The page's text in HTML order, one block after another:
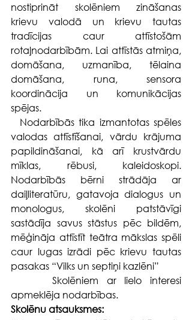
nostiprināt skolēniem zināšanas
krievu valodā un krievu tautas
tradīcijas caur attīstošām
rotaļnodarbībām. Lai attīstās atmiņa,
domāšana, uzmanība, tēlaina
domāšana, runa, sensora
koordinācija un komunikācijas
spējas.
Nodarbībās tika izmantotas spēles
valodas attīstīšanai, vārdu krājuma
papildināšanai, kā arī krustvārdu
mīklas, rēbusi, kaleidoskopi.
Nodarbībās bērni strādāja ar
daiļliteratūru, gatavoja dialogus un
monologus, skolēni patstāvīgi
sastādīja savus stāstus pēc bildēm,
mēģināja attīstīt teātra mākslas spēli
caur lugas izrādi pēc krievu tautas
pasakas “Vilks un septiņi kazlēni”
Skolēniem ar lielo interesi
apmeklēja nodarbības.
Skolēnu atsauksmes: